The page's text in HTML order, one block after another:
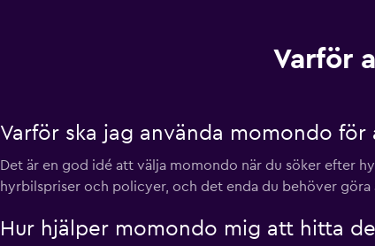
Varför
Varför ska jag använda momondo
Det är en god idé att välja momondo när du söker efter
hyrbilspriser och policyer, och det enda du behöver
Hur hjälper momondo mig att hitta